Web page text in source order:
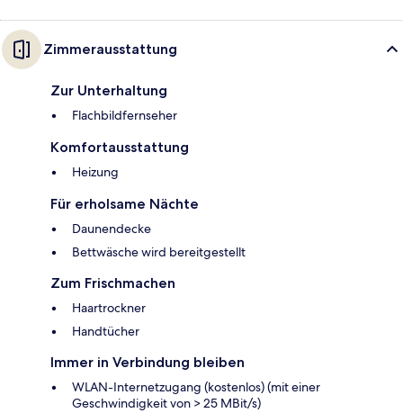
Zimmerausstattung
Zur Unterhaltung
Flachbildfernseher
Komfortausstattung
Heizung
Für erholsame Nächte
Daunendecke
Bettwäsche wird bereitgestellt
Zum Frischmachen
Haartrockner
Handtücher
Immer in Verbindung bleiben
WLAN-Internetzugang (kostenlos) (mit einer
Geschwindigkeit von > 25 MBit/s)